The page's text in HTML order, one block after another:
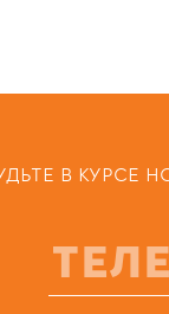
В КУРСЕ